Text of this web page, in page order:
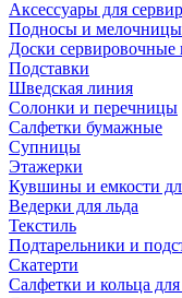
Аксессуары для
Подносы и мелочницы
Доски сервировочные
Подставки
Шведская линия
Солонки и перечницы
Салфетки бумажные
Супницы
Этажерки
Кувшины и емкости
Ведерки для льда
Текстиль
Подтарельники и
Скатерти
Салфетки и кольца